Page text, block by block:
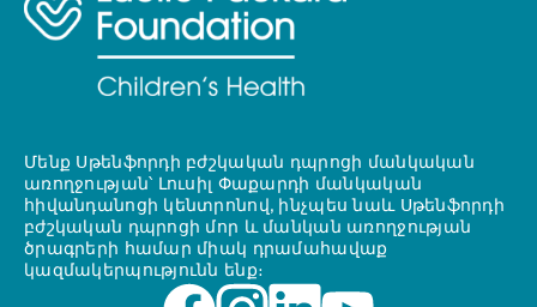
Մենք Սթենֆորդի բժշկական դպրոցի մանկական
առողջության՝ Լուսիլ Փաքարդի մանկական
հիվանդանոցի կենտրոնով, ինչպես նաև Սթենֆորդի
բժշկական դպրոցի մոր և մանկան առողջության
ծրագրերի համար միակ դրամահավաք
կազմակերպությունն ենք։